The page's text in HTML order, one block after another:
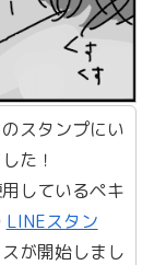
スタンプにい
た！
しているペキ
LINEスタン
が開始しまし